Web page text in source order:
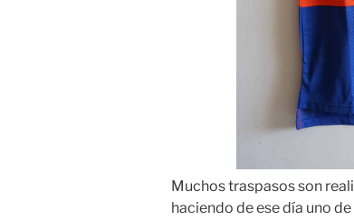
Muchos traspasos son
haciendo de ese día uno